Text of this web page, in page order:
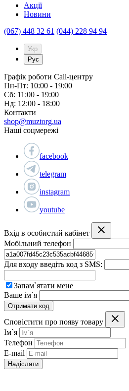
Акції
Новини
(067) 448 32 61 (044) 228 94 94
Укр
Рус
Графік роботи Call-центру
Пн-Пт: 10:00 - 19:00
Сб: 11:00 - 19:00
Нд: 12:00 - 18:00
Контакти
shop@muztorg.ua
Наші соцмережі
facebook
telegram
instagram
youtube
Вхід в особистий кабінет
Мобільний телефон
Для входу введіть код з SMS:
Запам`ятати мене
Ваше ім`я
Отримати код
Сповістити про появу товару
Ім`я
Телефон
E-mail
Надіслати